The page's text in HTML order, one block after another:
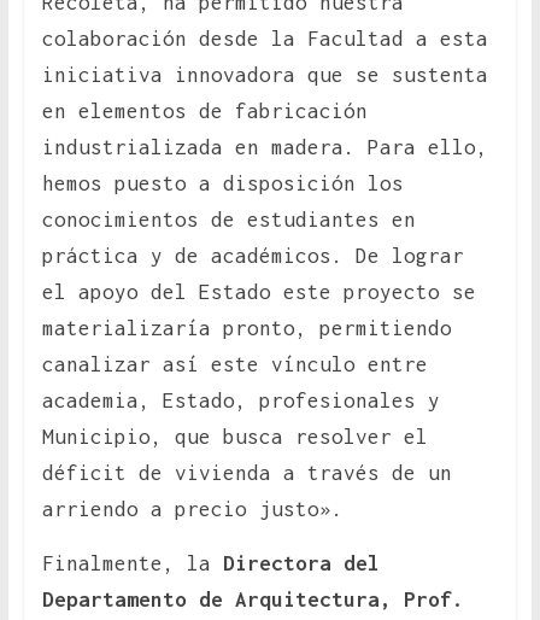
colaboración desde la Facultad a esta
iniciativa innovadora que se sustenta
en elementos de fabricación
industrializada en madera. Para ello,
hemos puesto a disposición los
conocimientos de estudiantes en
práctica y de académicos. De lograr
el apoyo del Estado este proyecto se
materializaría pronto, permitiendo
canalizar así este vínculo entre
academia, Estado, profesionales y
Municipio, que busca resolver el
déficit de vivienda a través de un
arriendo a precio justo».
Finalmente, la Directora del
Departamento de Arquitectura, Prof.